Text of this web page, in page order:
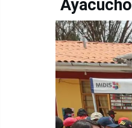
Ayacucho